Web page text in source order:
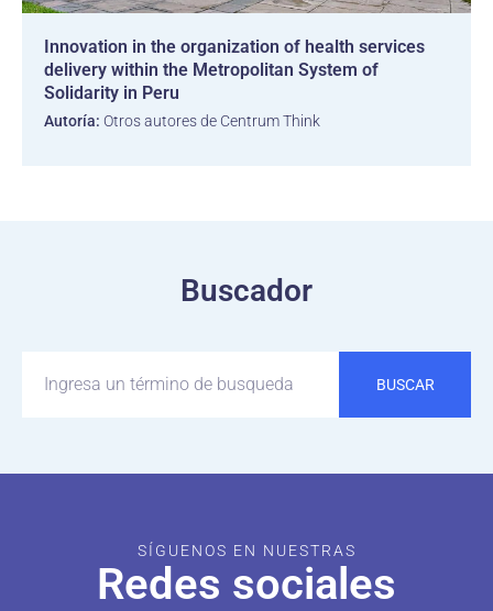
Innovation in the organization of health services
delivery within the Metropolitan System of
Solidarity in Peru
Autoría: Otros autores de Centrum Think
Buscador
BUSCAR
SÍGUENOS EN NUESTRAS
Redes sociales